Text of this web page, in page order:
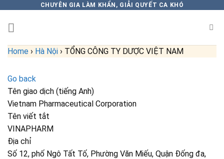
content
CHUYÊN GIA LÀM KHẨN, GIẢI QUYẾT CA KHÓ
Home › Hà Nội › TỔNG CÔNG TY DƯỢC VIỆT NAM
Go back
Tên giao dịch (tiếng Anh)
Vietnam Pharmaceutical Corporation
Tên viết tắt
VINAPHARM
Địa chỉ
Số 12, phố Ngô Tất Tố, Phường Văn Miếu, Quận Đống đa,